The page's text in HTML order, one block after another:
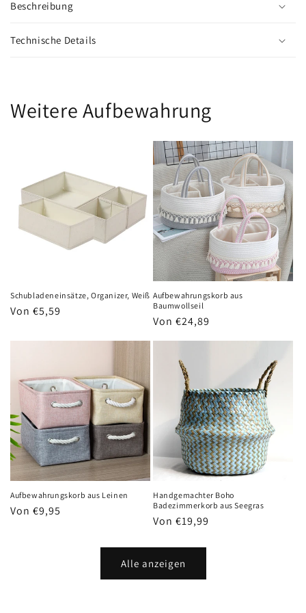
Beschreibung
Technische Details
Weitere Aufbewahrung
Schubladeneinsätze, Organizer, Weiß
Normaler
Von €5,59
Aufbewahrungskorb aus
Baumwollseil
Normaler
Von €24,89
Aufbewahrungskorb aus Leinen
Normaler
Von €9,95
Handgemachter Boho
Badezimmerkorb aus Seegras
Normaler
Von €19,99
Alle anzeigen